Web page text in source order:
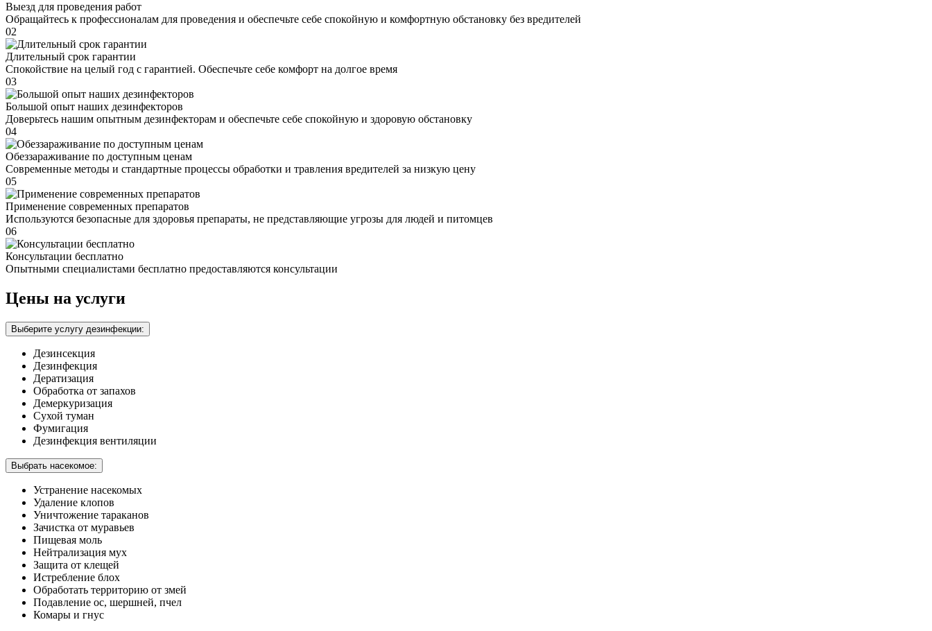
Выезд для проведения работ
Обращайтесь к профессионалам для проведения и обеспечьте себе спокойную и комфортную обстановку без вредителей
02
Длительный срок гарантии
Спокойствие на целый год с гарантией. Обеспечьте себе комфорт на долгое время
03
Большой опыт наших дезинфекторов
Доверьтесь нашим опытным дезинфекторам и обеспечьте себе спокойную и здоровую обстановку
04
Обеззараживание по доступным ценам
Современные методы и стандартные процессы обработки и травления вредителей за низкую цену
05
Применение современных препаратов
Используются безопасные для здоровья препараты, не представляющие угрозы для людей и питомцев
06
Консультации бесплатно
Опытными специалистами бесплатно предоставляются консультации
Цены на услуги
Выберите услугу дезинфекции:
Дезинсекция
Дезинфекция
Дератизация
Обработка от запахов
Демеркуризация
Сухой туман
Фумигация
Дезинфекция вентиляции
Выбрать насекомое:
Устранение насекомых
Удаление клопов
Уничтожение тараканов
Зачистка от муравьев
Пищевая моль
Нейтрализация мух
Защита от клещей
Истребление блох
Обработать территорию от змей
Подавление ос, шершней, пчел
Комары и гнус